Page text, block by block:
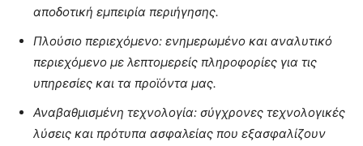
αποδοτική εμπειρία περιήγησης.
Πλούσιο περιεχόμενο: ενημερωμένο και αναλυτικό
περιεχόμενο με λεπτομερείς πληροφορίες για τις
υπηρεσίες και τα προϊόντα μας.
Αναβαθμισμένη τεχνολογία: σύγχρονες τεχνολογικές
λύσεις και πρότυπα ασφαλείας που εξασφαλίζουν